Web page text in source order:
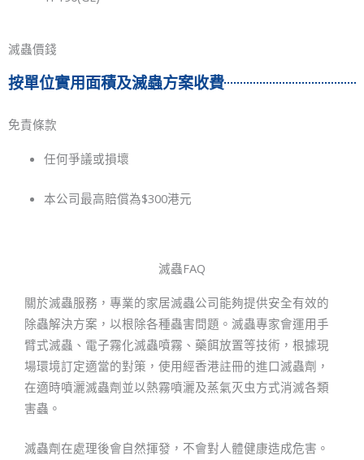
滅蟲價錢
按單位實用面積及滅蟲方案收費
免責條款
任何爭議或損壞
本公司最高賠償為$300港元
滅蟲FAQ
關於滅蟲服務，專業的家居滅蟲公司能夠提供安全有效的
除蟲解決方案，以根除各種蟲害問題。滅蟲專家會運用手
臂式滅蟲、電子霧化滅蟲噴霧、藥餌放置等技術，根據現
場環境訂定適當的對策，使用經香港註冊的進口滅蟲劑，
在適時噴灑滅蟲劑並以熱霧噴灑及蒸氣灭虫方式消滅各類
害蟲。
滅蟲劑在處理後會自然揮發，不會對人體健康造成危害。